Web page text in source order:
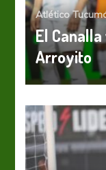
Atlético
El
Arroyito